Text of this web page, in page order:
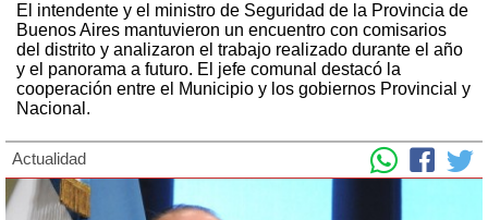
El intendente y el ministro de Seguridad de la Provincia de
Buenos Aires mantuvieron un encuentro con comisarios
del distrito y analizaron el trabajo realizado durante el año
y el panorama a futuro. El jefe comunal destacó la
cooperación entre el Municipio y los gobiernos Provincial y
Nacional.
Actualidad